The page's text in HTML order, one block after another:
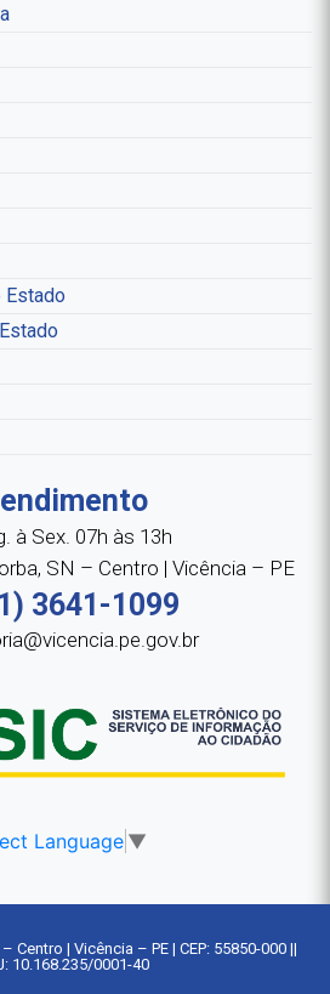
Estado
à Sex. 07h às 13h
SN – Centro | Vicência – PE
3641-1099
Language ▼
Centro | Vicência – PE | CEP: 55850-000 ||
10.168.235/0001-40